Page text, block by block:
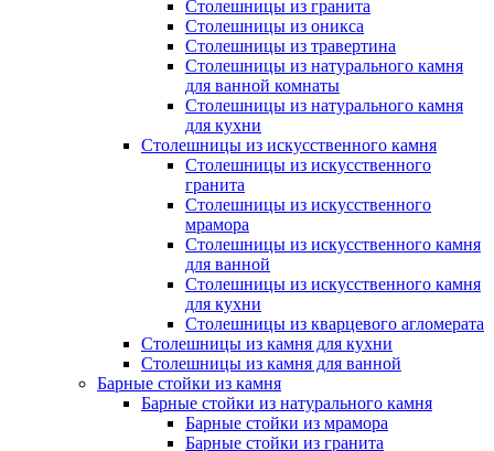
Столешницы из гранита
Столешницы из оникса
Столешницы из травертина
Столешницы из натурального камня
для ванной комнаты
Столешницы из натурального камня
для кухни
Столешницы из искусственного камня
Столешницы из искусственного
гранита
Столешницы из искусственного
мрамора
Столешницы из искусственного камня
для ванной
Столешницы из искусственного камня
для кухни
Столешницы из кварцевого агломерата
Столешницы из камня для кухни
Столешницы из камня для ванной
Барные стойки из камня
Барные стойки из натурального камня
Барные стойки из мрамора
Барные стойки из гранита